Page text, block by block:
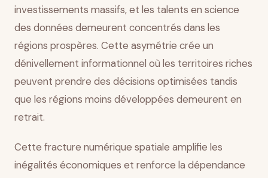
investissements massifs, et les talents en science
des données demeurent concentrés dans les
régions prospères. Cette asymétrie crée un
dénivellement informationnel où les territoires riches
peuvent prendre des décisions optimisées tandis
que les régions moins développées demeurent en
retrait.
Cette fracture numérique spatiale amplifie les
inégalités économiques et renforce la dépendance